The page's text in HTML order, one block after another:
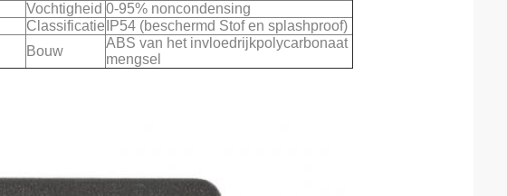
Vochtigheid 0-95% noncondensing
Classificatie IP54 (beschermd Stof en splashproof)
Bouw
ABS van het invloedrijkpolycarbonaat
mengsel